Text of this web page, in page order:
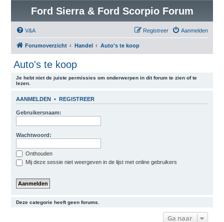
Ford Sierra & Ford Scorpio Forum
V&A Aanmelden
Registreer
Forumoverzicht Handel Auto's te koop
Auto's te koop
Je hebt niet de juiste permissies om onderwerpen in dit forum te zien of te
lezen.
AANMELDEN • REGISTREER
Gebruikersnaam:
Wachtwoord:
Onthouden
Mij deze sessie niet weergeven in de lijst met online gebruikers
Deze categorie heeft geen forums.
Ga naar